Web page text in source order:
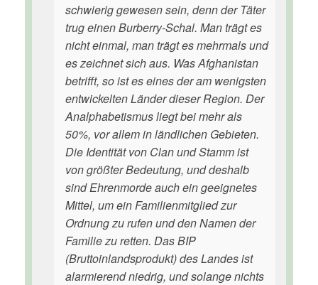
schwierig gewesen sein, denn der Täter
trug einen Burberry-Schal. Man trägt es
nicht einmal, man trägt es mehrmals und
es zeichnet sich aus. Was Afghanistan
betrifft, so ist es eines der am wenigsten
entwickelten Länder dieser Region. Der
Analphabetismus liegt bei mehr als
50%, vor allem in ländlichen Gebieten.
Die Identität von Clan und Stamm ist
von größter Bedeutung, und deshalb
sind Ehrenmorde auch ein geeignetes
Mittel, um ein Familienmitglied zur
Ordnung zu rufen und den Namen der
Familie zu retten. Das BIP
(Bruttoinlandsprodukt) des Landes ist
alarmierend niedrig, und solange nichts